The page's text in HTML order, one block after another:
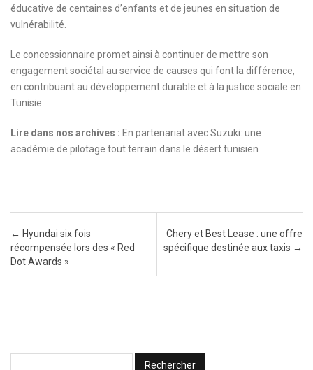
éducative de centaines d’enfants et de jeunes en situation de
vulnérabilité.
Le concessionnaire promet ainsi à continuer de mettre son
engagement sociétal au service de causes qui font la différence,
en contribuant au développement durable et à la justice sociale en
Tunisie.
Lire dans nos archives : En partenariat avec Suzuki: une
académie de pilotage tout terrain dans le désert tunisien
Post navigation
← Hyundai six fois
récompensée lors des « Red
Dot Awards »
Chery et Best Lease : une offre
spécifique destinée aux taxis →